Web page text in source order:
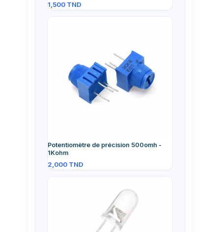
1,500 TND
Potentiomètre de précision 500omh -
1Kohm
2,000 TND